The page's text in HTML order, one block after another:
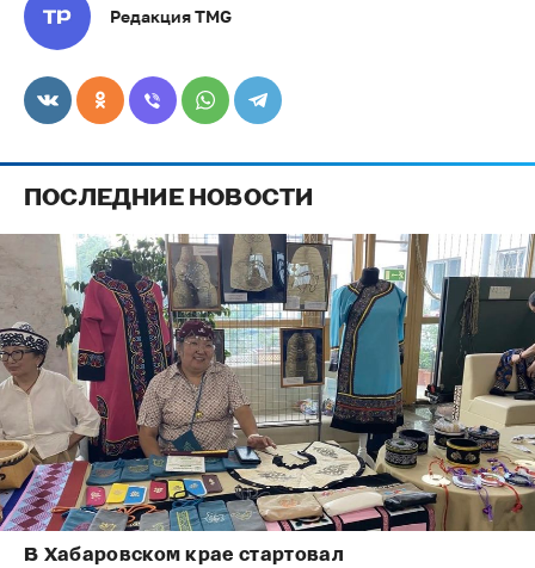
Редакция TMG
ПОСЛЕДНИЕ НОВОСТИ
В Хабаровском крае стартовал